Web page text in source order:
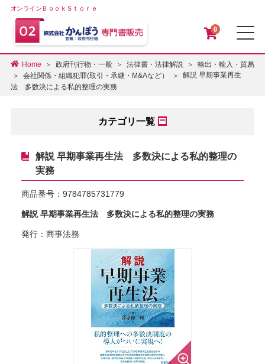
オンラインＢｏｏｋＳｔｏｒｅ
0
Home 政府刊行物・一般 法律書・法律解説
輸出・輸入・貿易
会社関係・組織犯罪(取引・承継・M&Aなど）
解説 早期事業再生
法 多数決による私的整理の実務
カテゴリ一覧
解説 早期事業再生法 多数決による私的整理の
実務
商品番号： 9784785731779
解説 早期事業再生法 多数決による私的整理の実務
発行：商事法務